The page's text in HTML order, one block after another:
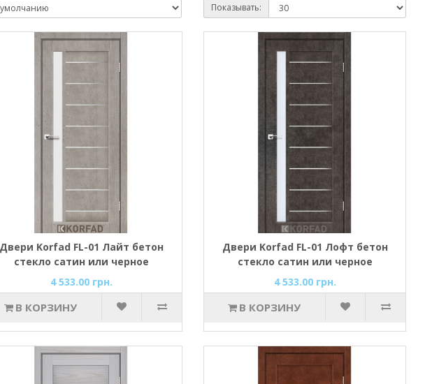
Показывать:
Двери Korfad FL-01 Лайт бетон
стекло сатин или черное
4 533.00 грн.
В КОРЗИНУ
Двери Korfad FL-01 Лофт бетон
стекло сатин или черное
4 533.00 грн.
В КОРЗИНУ